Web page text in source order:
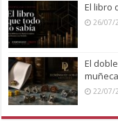
El libro
26/07/
El
muñeca
22/07/